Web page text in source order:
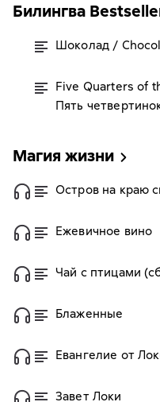
Билингва
Шоколад /
Five Quarters of
Пять
Магия жизни
Остров на краю
Ежевичное вино
Чай с птицами
Блаженные
Евангелие от
Завет Локи